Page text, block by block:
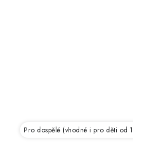
Pro dospělé (vhodné i pro děti od 12